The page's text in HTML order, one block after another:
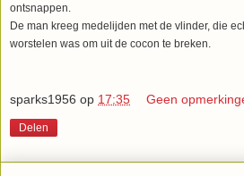
ontsnappen.
De man kreeg medelijden met de vlinder, die
worstelen was om uit de cocon te breken.
sparks1956 op 17:35 Geen
Delen